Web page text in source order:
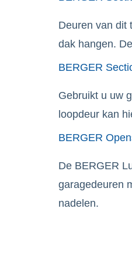
Deuren van dit
dak hangen.
BERGER
Gebruikt u uw
loopdeur kan
BERGER
De BERGER
garagedeuren
nadelen.